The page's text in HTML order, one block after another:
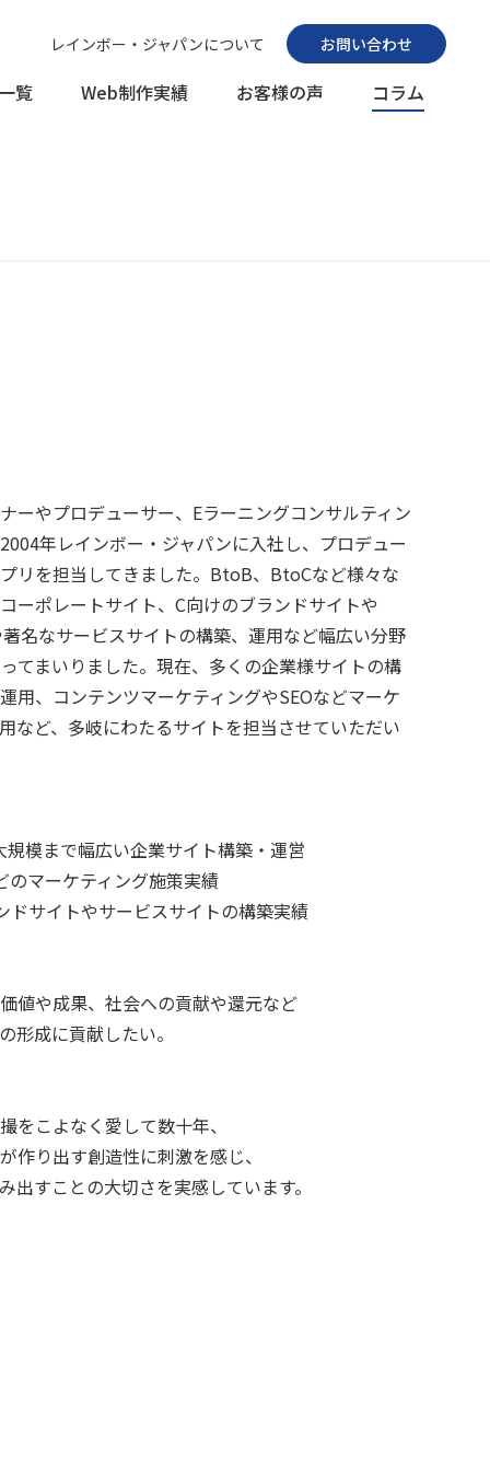
覧 Web制作実績 お客様の声 コラム
レインボー・ジャパンについて お問い合わせ
ーやプロデューサー、Eラーニングコンサルティン
年レインボー・ジャパンに入社し、プロデュー
リを担当してきました。BtoB、BtoCなど様々な
ーポレートサイト、C向けのブランドサイトや
名なサービスサイトの構築、運用など幅広い分野
てまいりました。現在、多くの企業様サイトの構
用、コンテンツマーケティングやSEOなどマーケ
など、多岐にわたるサイトを担当させていただい
模まで幅広い企業サイト構築・運営
のマーケティング施策実績
ドサイトやサービスサイトの構築実績
値や成果、社会への貢献や還元など
形成に貢献したい。
をこよなく愛して数十年、
作り出す創造性に刺激を感じ、
出すことの大切さを実感しています。